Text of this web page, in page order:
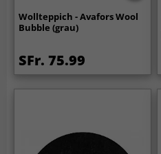
Wollteppich - Avafors Wool
Bubble (grau)
SFr. 75.99